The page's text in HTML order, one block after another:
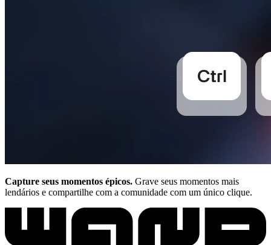
Capture seus momentos épicos. Grave seus momentos mais
lendários e compartilhe com a comunidade com um único clique.